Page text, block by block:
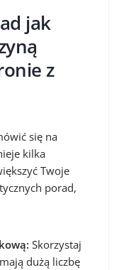
jak
z
się na
kilka
Twoje
porad,
Skorzystaj
dużą liczbę